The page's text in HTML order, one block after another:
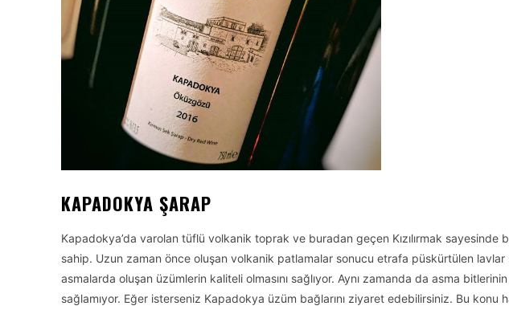
KAPADOKYA ŞARAP
Kapadokya’da varolan tüflü volkanik toprak ve buradan geçen Kızılırmak sayesinde
sahip. Uzun zaman önce oluşan volkanik patlamalar sonucu etrafa püskürtülen
asmalarda oluşan üzümlerin kaliteli olmasını sağlıyor. Aynı zamanda da asma
sağlamıyor. Eğer isterseniz Kapadokya üzüm bağlarını ziyaret edebilirsiniz. Bu konu